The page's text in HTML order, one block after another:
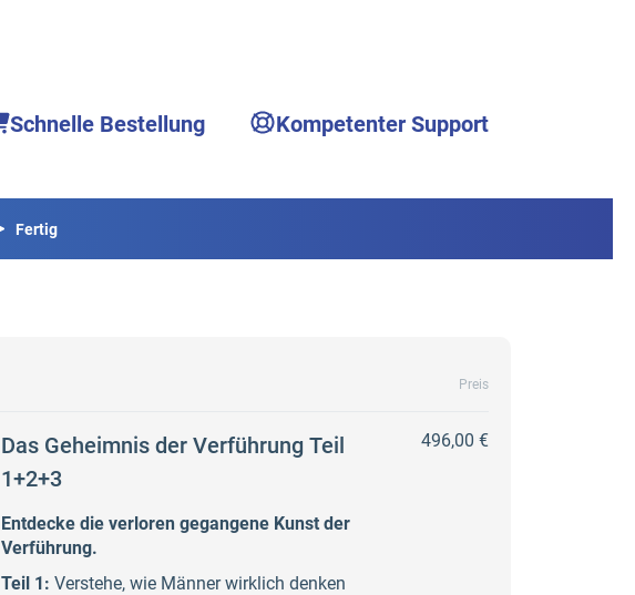
Schnelle Bestellung Kompetenter Support
Fertig
Preis
Das Geheimnis der Verführung Teil
1+2+3
Entdecke die verloren gegangene Kunst der
Verführung.
Teil 1: Verstehe, wie Männer wirklich denken
496,00 €